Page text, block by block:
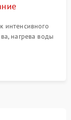
интенсивного
нагрева воды
шумов,
в поддоне.